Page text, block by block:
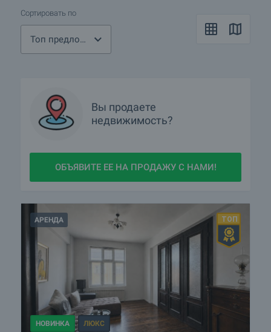
Сортировать по
Топ предложения
Вы продаете
недвижимость?
ОБЪЯВИТЕ ЕЕ НА ПРОДАЖУ С НАМИ!
АРЕНДА
НОВИНКА ЛЮКС